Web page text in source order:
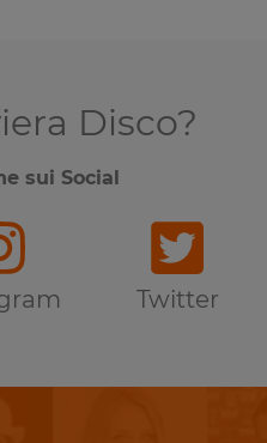
Disco?
sui Social
Twitter